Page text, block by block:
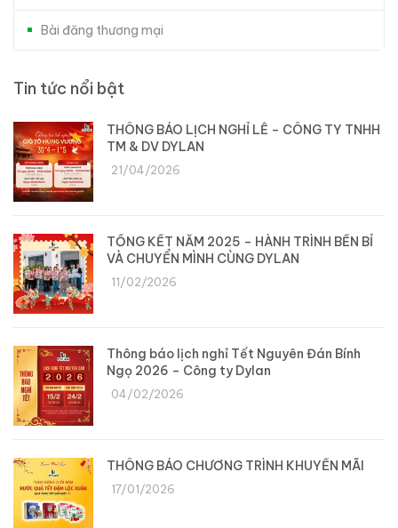
Bài đăng thương mại
Tin tức nổi bật
THÔNG BÁO LỊCH NGHỈ LỄ – CÔNG TY TNHH
TM & DV DYLAN
21/04/2026
TỔNG KẾT NĂM 2025 – HÀNH TRÌNH BỀN BỈ
VÀ CHUYỂN MÌNH CÙNG DYLAN
11/02/2026
Thông báo lịch nghỉ Tết Nguyên Đán Bính
Ngọ 2026 – Công ty Dylan
04/02/2026
THÔNG BÁO CHƯƠNG TRÌNH KHUYẾN MÃI
17/01/2026